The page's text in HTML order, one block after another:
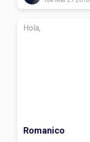
Hola,
Romanico